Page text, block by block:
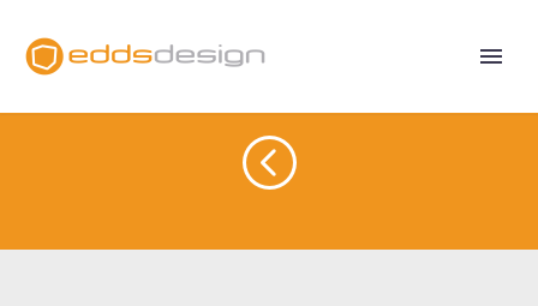
<
<